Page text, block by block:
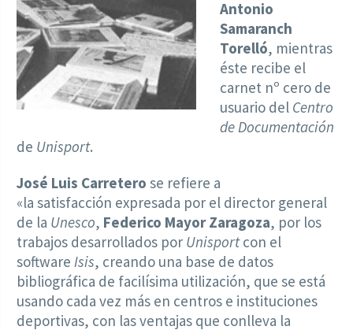
Antonio
Samaranch
Torelló, mientras
éste recibe el
carnet nº cero de
usuario del Centro
de Documentación
de Unisport.
José Luis Carretero se refiere a
«la satisfacción expresada por el director general
de la Unesco, Federico Mayor Zaragoza, por los
trabajos desarrollados por Unisportcon el
software Isis, creando una base de datos
bibliográfica de facilísima utilización, que se está
usando cada vez más en centros e instituciones
deportivas, con las ventajas que conlleva la